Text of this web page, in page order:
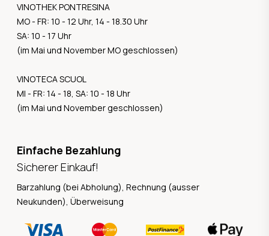
VINOTHEK PONTRESINA
MO - FR: 10 - 12 Uhr, 14 - 18.30 Uhr
SA: 10 - 17 Uhr
(im Mai und November MO geschlossen)
VINOTECA SCUOL
MI - FR: 14 - 18, SA: 10 - 18 Uhr
(im Mai und November geschlossen)
Einfache Bezahlung
Sicherer Einkauf!
Barzahlung (bei Abholung), Rechnung (ausser
Neukunden), Überweisung